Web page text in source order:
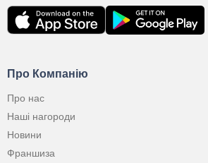
Про Компанію
Про нас
Наші нагороди
Новини
Франшиза